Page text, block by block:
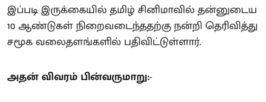
இப்படி இருக்கையில் தமிழ் சினிமாவில் தன்னுடைய
10 ஆண்டுகள் நிறைவடைந்ததற்கு நன்றி தெரிவித்து
சமூக வலைதளங்களில் பதிவிட்டுள்ளார்.
அதன் விவரம் பின்வருமாறு:-